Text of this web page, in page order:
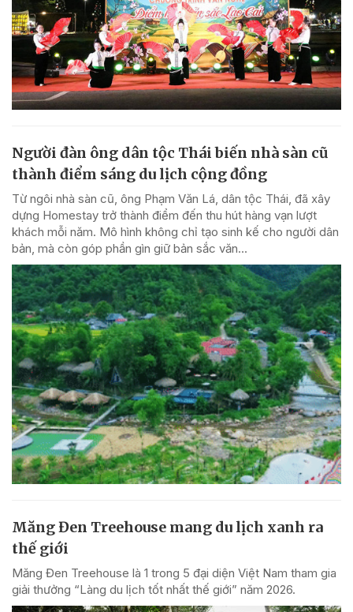
Người đàn ông dân tộc Thái biến nhà sàn cũ
thành điểm sáng du lịch cộng đồng
Từ ngôi nhà sàn cũ, ông Phạm Văn Lá, dân tộc Thái, đã xây
dựng Homestay trở thành điểm đến thu hút hàng vạn lượt
khách mỗi năm. Mô hình không chỉ tạo sinh kế cho người dân
bản, mà còn góp phần gìn giữ bản sắc văn...
Măng Đen Treehouse mang du lịch xanh ra
thế giới
Măng Đen Treehouse là 1 trong 5 đại diện Việt Nam tham gia
giải thưởng “Làng du lịch tốt nhất thế giới” năm 2026.